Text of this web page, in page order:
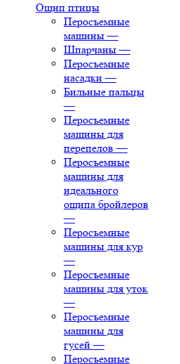
Ощип птицы
Перосъемные
машины —
Шпарчаны —
Перосъемные
насадки —
Бильные пальцы
—
Перосъемные
машины для
перепелов —
Перосъемные
машины для
идеального
ощипа бройлеров
—
Перосъемные
машины для кур
—
Перосъемные
машины для уток
—
Перосъемные
машины для
гусей —
Перосъемные